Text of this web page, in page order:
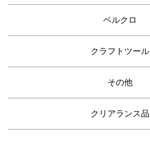
ベルクロ
クラフトツール
その他
クリアランス品